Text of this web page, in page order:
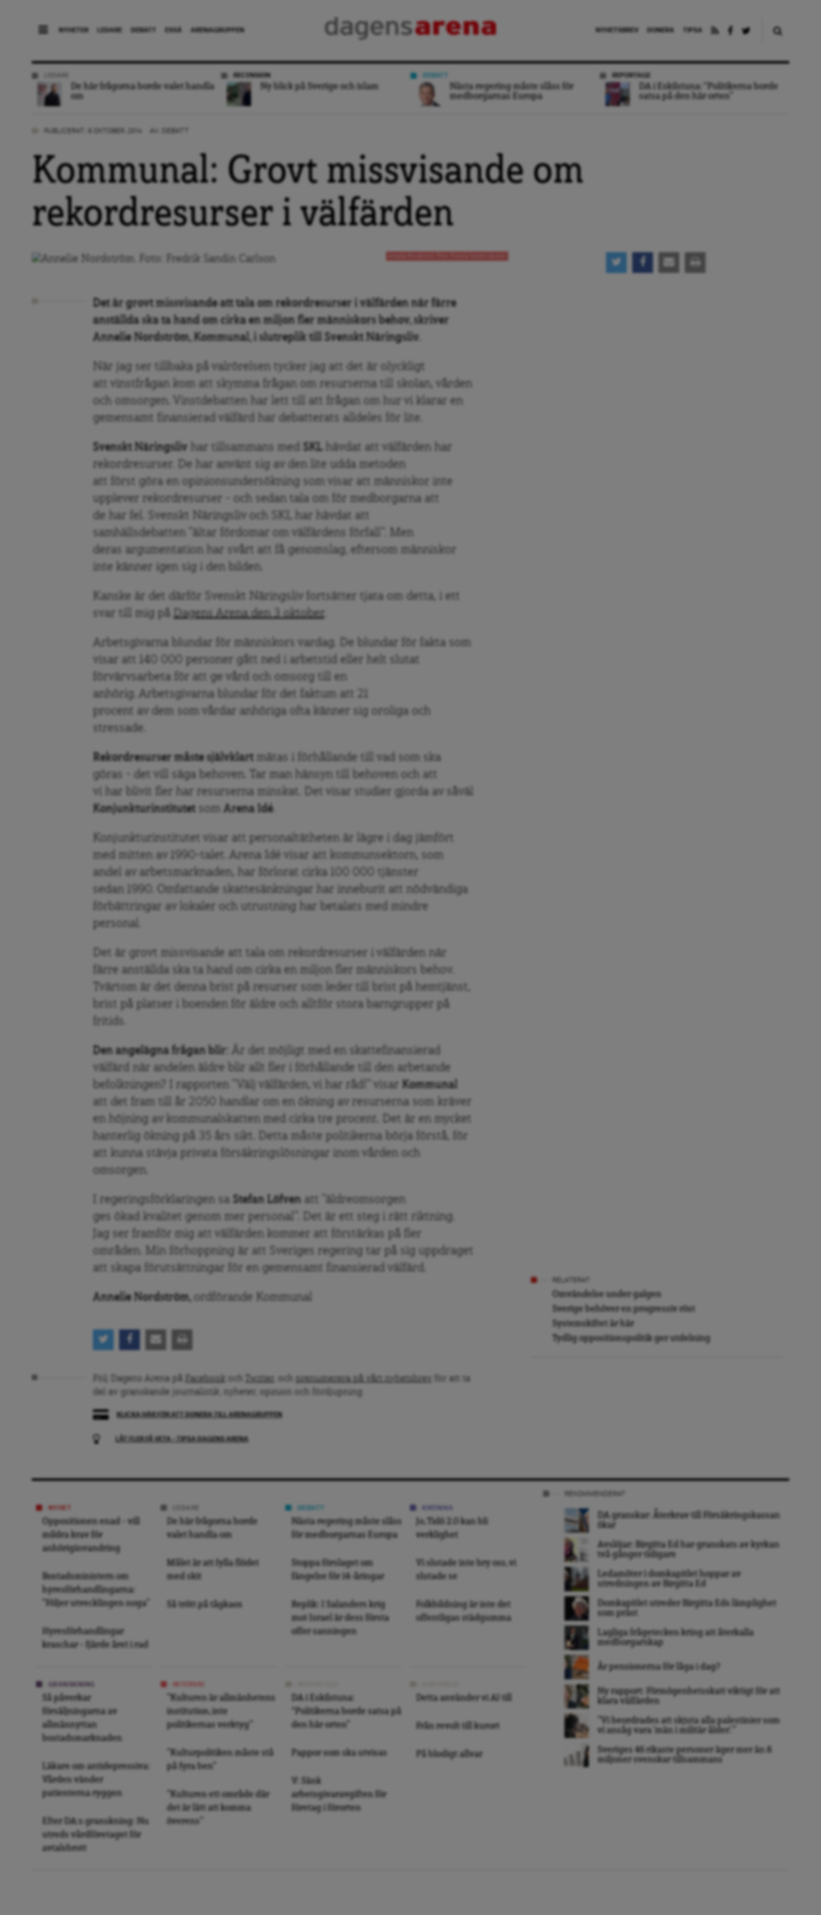
NYHETER LEDARE DEBATT ESSÄ ARENAGRUPPEN NYHETSBREV DONERA TIPSA
De här frågorna borde valet handla
om
RECENSION
Ny blick på Sverige och islam
Nästa regering måste slåss för
medborgarnas Europa
REPORTAGE
DA i Eskilstuna: “Politikerna borde
satsa på den här orten”
Kommunal: Grovt missvisande om
rekordresurser i välfärden
Det är grovt missvisande att tala om rekordresurser i välfärden när färre
anställda ska ta hand om cirka en miljon fler människors behov, skriver
Annelie Nordström, Kommunal, i slutreplik till Svenskt Näringsliv.
När jag ser tillbaka på valrörelsen tycker jag att det är olyckligt
att vinstfrågan kom att skymma frågan om resurserna till skolan, vården
och omsorgen. Vinstdebatten har lett till att frågan om hur vi klarar en
gemensamt finansierad välfärd har debatterats alldeles för lite.
Svenskt Näringsliv har tillsammans med SKL hävdat att välfärden har
rekordresurser. De har använt sig av den lite udda metoden
att först göra en opinionsundersökning som visar att människor inte
upplever rekordresurser – och sedan tala om för medborgarna att
de har fel. Svenskt Näringsliv och SKL har hävdat att
samhällsdebatten ”ältar fördomar om välfärdens förfall”. Men
deras argumentation har svårt att få genomslag, eftersom människor
inte känner igen sig i den bilden.
Kanske är det därför Svenskt Näringsliv fortsätter tjata om detta, i ett
svar till mig på Dagens Arena den 3 oktober
Arbetsgivarna blundar för människors vardag. De blundar för fakta som
visar att 140 000 personer gått ned i arbetstid eller helt slutat
förvärvsarbeta för att ge vård och omsorg till en
anhörig. Arbetsgivarna blundar för det faktum att 21
procent av dem som vårdar anhöriga ofta känner sig oroliga och
stressade.
Rekordresurser måste självklart mätas i förhållande till vad som ska
göras – det vill säga behoven. Tar man hänsyn till behoven och att
vi har blivit fler har resurserna minskat. Det visar studier gjorda av såväl
Konjunkturinstitutet
Arena Idé
Konjunkturinstitutet visar att personaltätheten är lägre i dag jämfört
med mitten av 1990-talet. Arena Idé visar att kommunsektorn, som
andel av arbetsmarknaden, har förlorat cirka 100 000 tjänster
sedan 1990. Omfattande skattesänkningar har inneburit att nödvändiga
förbättringar av lokaler och utrustning har betalats med mindre
personal.
Det är grovt missvisande att tala om rekordresurser i välfärden när
färre anställda ska ta hand om cirka en miljon fler människors behov.
Tvärtom är det denna brist på resurser som leder till brist på hemtjänst,
brist på platser i boenden för äldre och alltför stora barngrupper på
Den angelägna frågan blir:
Är det möjligt med en skattefinansierad
välfärd när andelen äldre blir allt fler i förhållande till den arbetande
befolkningen? I rapporten ”Välj välfärden, vi har råd!” visar Kommunal
att det fram till år 2050 handlar om en ökning av resurserna som kräver
en höjning av kommunalskatten med cirka tre procent. Det är en mycket
hanterlig ökning på 35 års sikt. Detta måste politikerna börja förstå, för
att kunna stävja privata försäkringslösningar inom vården och
omsorgen.
I regeringsförklaringen sa Stefan Löfven att ”äldreomsorgen
ges ökad kvalitet genom mer personal”. Det är ett steg i rätt riktning.
Jag ser framför mig att välfärden kommer att förstärkas på fler
områden. Min förhoppning är att Sveriges regering tar på sig uppdraget
att skapa förutsättningar för en gemensamt finansierad välfärd.
Annelie Nordström, ordförande Kommunal
Följ Dagens Arena på Facebook Twitter prenumerera på vårt nyhetsbrev
för att ta
del av granskande journalistik, nyheter, opinion och fördjupning.
LÅT FLER FÅ VETA – TIPSA DAGENS ARENA
Omvändelse under galgen
Sverige behöver en progressiv röst
Systemskiftet är här
Tydlig oppositionspolitik ger utdelning
NYHET
Oppositionen enad – vill
mildra krav för
anhöriginvandring
Bostadsministern om
hyresförhandlingarna:
”Följer utvecklingen noga”
Hyresförhandlingar
kraschar – fjärde året i rad
De här frågorna borde
valet handla om
Målet är att fylla flödet
med skit
Så trött på tågkaos
Nästa regering måste slåss
för medborgarnas Europa
Stoppa förslaget om
fängelse för 14-åringar
Replik: I Salanders krig
mot Israel är dess första
offer sanningen
Jo, Tidö 2.0 kan bli
verklighet
Vi slutade inte bry oss, vi
slutade se
Folkbildning är inte det
offentligas städgumma
Så påverkar
försäljningarna av
allmännyttan
bostadsmarknaden
Läkare om antidepressiva:
Vården vänder
patienterna ryggen
Efter DA:s granskning: Nu
utreds vårdföretaget för
avtalsbrott
”Kulturen är allmänhetens
institution, inte
politikernas verktyg”
”Kulturpolitiken måste stå
på fyra ben”
”Kulturen ett område där
det är lätt att komma
överens”
DA i Eskilstuna:
“Politikerna borde satsa på
den här orten”
Pappor som ska utvisas
V: Sänk
arbetsgivaravgiften för
företag i förorten
Detta använder vi AI till
Från revolt till kurort
På blodigt allvar
DA granskar: Återkrav till Försäkringskassan
ökar
Avslöjar: Birgitta Ed har granskats av kyrkan
två gånger tidigare
Ledamöter i domkapitlet hoppar av
utredningen av Birgitta Ed
Domkapitlet utreder Birgitta Eds lämplighet
som präst
Lagliga frågetecken kring att återkalla
medborgarskap
Är pensionerna för låga i dag?
Ny rapport: Förmögenhetsskatt viktigt för att
klara välfärden
”Vi beordrades att skjuta alla palestinier som
vi ansåg vara ’män i militär ålder’. ”
Sveriges 46 rikaste personer äger mer än 8
miljoner svenskar tillsammans